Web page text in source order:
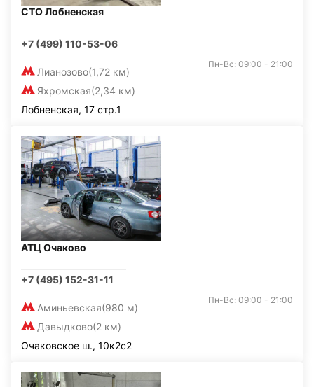
СТО Лобненская
+7 (499) 110-53-06
Лианозово(1,72 км)
Яхромская(2,34 км)
Пн-Вс: 09:00 - 21:00
Лобненская, 17 стр.1
АТЦ Очаково
+7 (495) 152-31-11
Аминьевская(980 м)
Давыдково(2 км)
Пн-Вс: 09:00 - 21:00
Очаковское ш., 10к2с2